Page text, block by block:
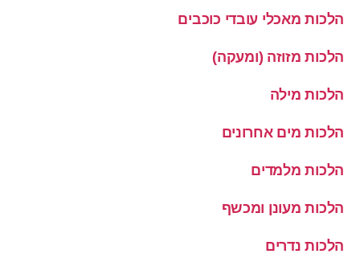
הלכות מאכלי עובדי כוכבים
הלכות מזוזה (ומעקה)
הלכות מילה
הלכות מים אחרונים
הלכות מלמדים
הלכות מעונן ומכשף
הלכות נדרים